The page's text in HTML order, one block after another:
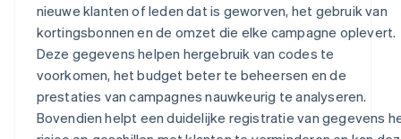
nieuwe klanten of leden dat is geworven, het gebruik van
kortingsbonnen en de omzet die elke campagne oplevert.
Deze gegevens helpen hergebruik van codes te
voorkomen, het budget beter te beheersen en de
prestaties van campagnes nauwkeurig te analyseren.
Bovendien helpt een duidelijke registratie van gegevens